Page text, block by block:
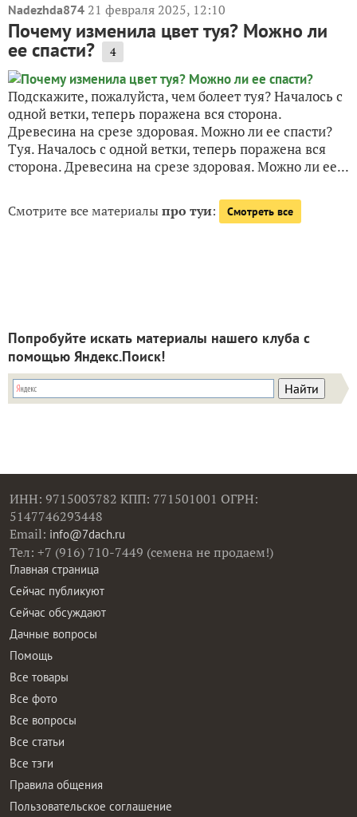
Nadezhda874 21 февраля 2025, 12:10
Почему изменила цвет туя? Можно ли
ее спасти? 4
Подскажите, пожалуйста, чем болеет туя? Началось с
одной ветки, теперь поражена вся сторона.
Древесина на срезе здоровая. Можно ли ее спасти?
Туя. Началось с одной ветки, теперь поражена вся
сторона. Древесина на срезе здоровая. Можно ли ее...
Смотрите все материалыпро туи: Смотреть все
Попробуйте искать материалы нашего клуба с
помощью Яндекс.Поиск!
ИНН: 9715003782 КПП: 771501001 ОГРН:
5147746293448
Email: info@7dach.ru
Тел: +7 (916) 710-7449 (семена не продаем!)
Главная страница
Сейчас публикуют
Сейчас обсуждают
Дачные вопросы
Помощь
Все товары
Все фото
Все вопросы
Все статьи
Все тэги
Правила общения
Пользовательское соглашение